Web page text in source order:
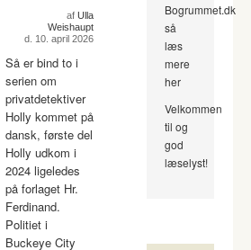
af Ulla
Weishaupt
d. 10. april 2026
Så er bind to i
serien om
privatdetektiver
Holly kommet på
dansk, første del
Holly udkom i
2024 ligeledes
på forlaget Hr.
Ferdinand.
Politiet i
Buckeye City
Bogrummet.dk
så
læs
mere
her
Velkommen
til og
god
læselyst!